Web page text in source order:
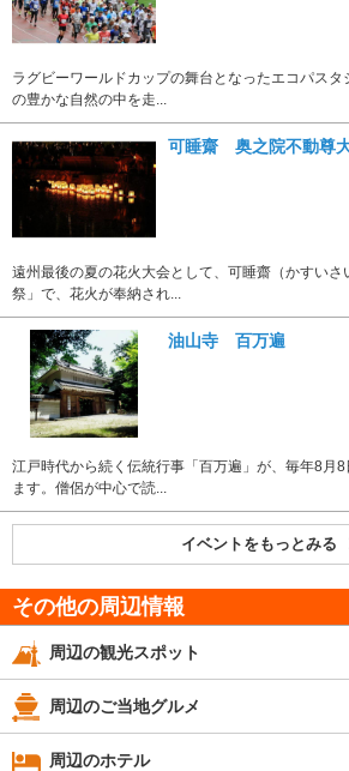
ラグビーワールドカップの舞台となったエコパス
の豊かな自然の中を走...
可睡齋 奥之院不動尊
遠州最後の夏の花火大会として、可睡齋（かすい
祭」で、花火が奉納され...
油山寺 百万遍
江戸時代から続く伝統行事「百万遍」が、毎年8月
ます。僧侶が中心で読...
イベントをもっとみる
その他の周辺情報
周辺の観光スポット
周辺のご当地グルメ
周辺のホテル